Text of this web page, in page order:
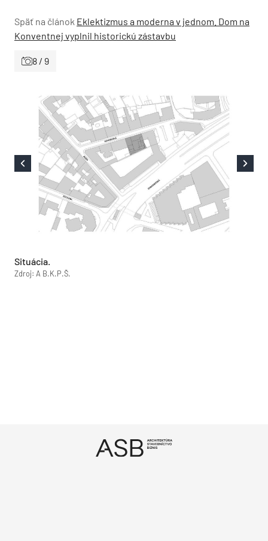
Späť na článok Eklektizmus a moderna v jednom. Dom na
Konventnej vyplnil historickú zástavbu
8 / 9
Situácia.
Zdroj: A B.K.P.Š.